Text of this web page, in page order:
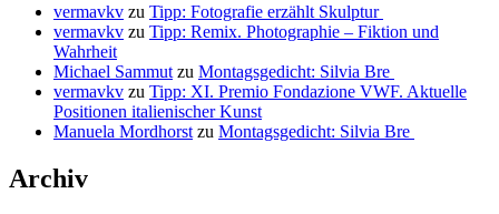
vermavkv zu Tipp: Fotografie erzählt Skulptur
vermavkv zu Tipp: Remix. Photographie – Fiktion und
Wahrheit
Michael Sammut zu Montagsgedicht: Silvia Bre
vermavkv zu Tipp: XI. Premio Fondazione VWF. Aktuelle
Positionen italienischer Kunst
Manuela Mordhorst zu Montagsgedicht: Silvia Bre
Archiv